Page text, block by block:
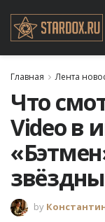
Главная Лента
Что
Video в
by